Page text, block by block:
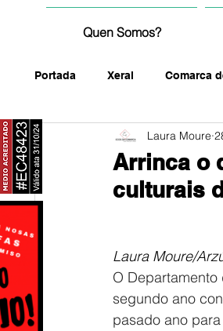
Quen Somos?
Portada Xeral Comarca
fotografía
Arrinca o
culturais
Laura Moure
Laura Moure/
O
segundo ano
pasado ano